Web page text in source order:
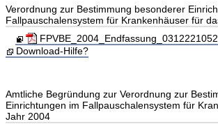
Verordnung zur Bestimmung besonderer
Fallpauschalensystem für Krankenhäuser für
Download-Hilfe?
Amtliche Begründung zur Verordnung zur
Einrichtungen im Fallpauschalensystem für
Jahr 2004